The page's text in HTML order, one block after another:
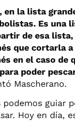
en la lista
Es una
de esa
que cortarla a
en el caso de
poder
Mascherano.
podemos guiar
Hoy en día,